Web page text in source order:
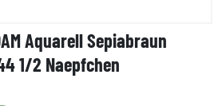
Aquarell Sepiabraun
1/2 Naepfchen